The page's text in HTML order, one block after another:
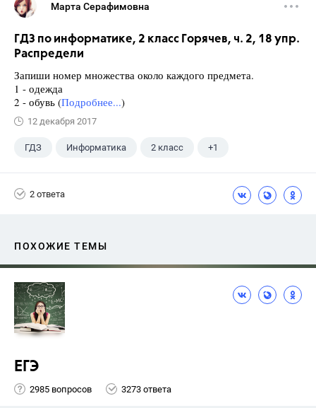
Марта Серафимовна
ГДЗ по информатике, 2 класс Горячев, ч. 2, 18 упр.
Распредели
Запиши номер множества около каждого предмета.
1 - одежда
2 - обувь (Подробнее...)
12 декабря 2017
ГДЗ Информатика 2 класс +1
2 ответа
ПОХОЖИЕ ТЕМЫ
ЕГЭ
2985 вопросов 3273 ответа